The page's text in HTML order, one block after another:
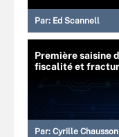
Par: Ed Scannell
Première saisine
fiscalité et
Par: Cyrille Chausson